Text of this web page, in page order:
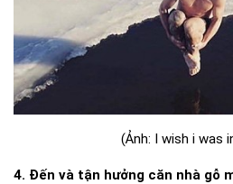
(Ảnh: I wish i was
4. Đến và tận hưởng căn nhà gỗ